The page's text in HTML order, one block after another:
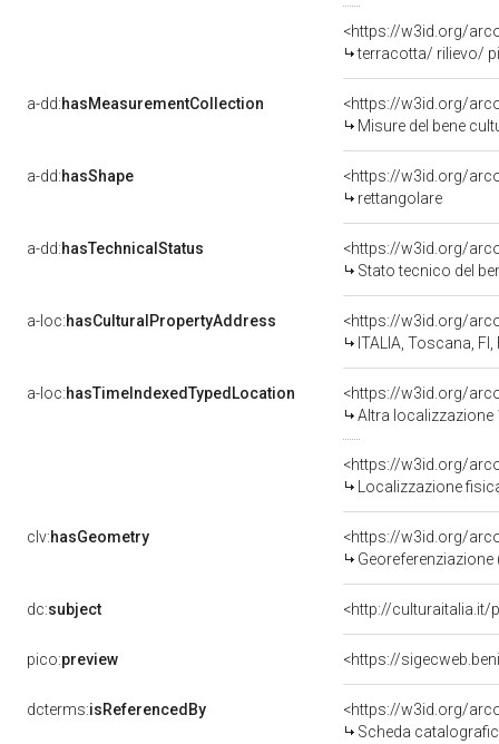
<https://w3id.org/
terracotta/ rilievo/
a-dd:hasMeasurementCollection
<https://w3id.org/
Misure del bene
a-dd:hasShape
<https://w3id.org/
rettangolare
a-dd:hasTechnicalStatus
<https://w3id.org/
Stato tecnico del
a-loc:hasCulturalPropertyAddress
<https://w3id.org/
ITALIA, Toscana,
a-loc:hasTimeIndexedTypedLocation
<https://w3id.org/
Altra localizzazione
<https://w3id.org/
Localizzazione
clv:hasGeometry
<https://w3id.org/
dc:subject <http://culturaitalia.it/
pico:preview <https://
dcterms:isReferencedBy
<https://w3id.org/
Scheda